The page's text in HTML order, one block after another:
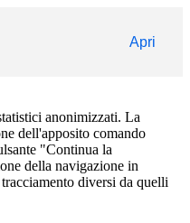
Apri
anonimizzati. La
dell'apposito comando
"Continua la
della navigazione in
diversi da quelli